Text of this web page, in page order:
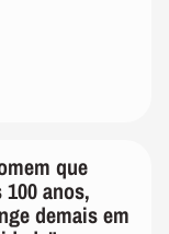
que
anos,
demais em